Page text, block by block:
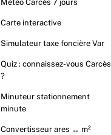
Météo Carcès 7 jours
Carte interactive
Simulateur taxe foncière Var
Quiz : connaissez-vous Carcès
?
Minuteur stationnement
minute
Convertisseur ares ↔ m²